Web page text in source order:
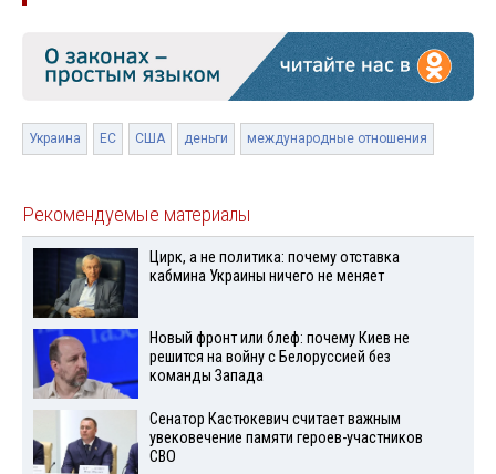
Украина ЕС США деньги международные отношения
Рекомендуемые материалы
Цирк, а не политика: почему отставка
кабмина Украины ничего не меняет
Новый фронт или блеф: почему Киев не
решится на войну с Белоруссией без
команды Запада
Сенатор Кастюкевич считает важным
увековечение памяти героев-участников
СВО